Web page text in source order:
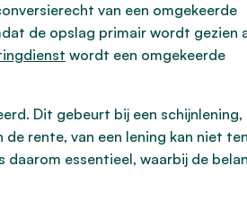
van een omgekeerde
de opslag primair wordt gezien
wordt een omgekeerde
Dit gebeurt bij een schijnlening,
rente, van een lening kan niet
essentieel, waarbij de